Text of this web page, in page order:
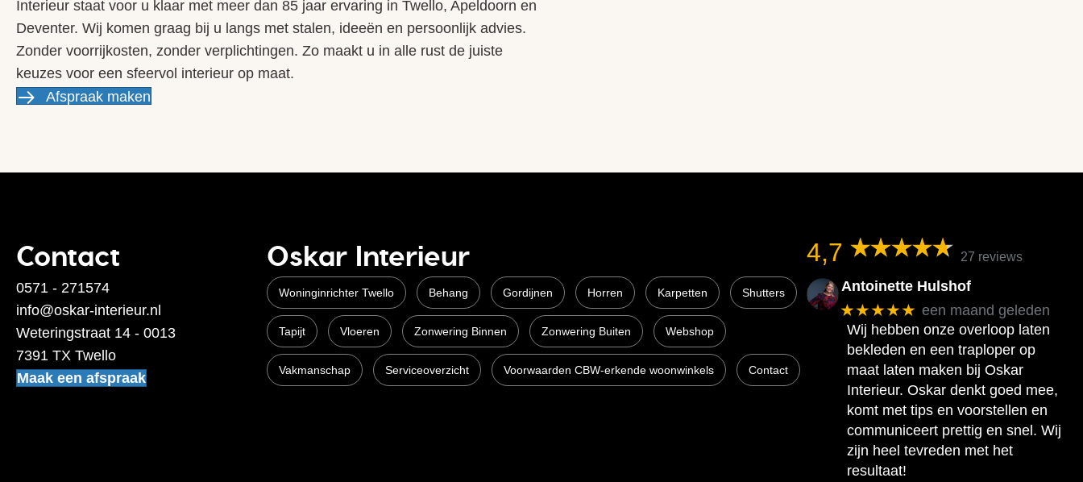
Interieur staat voor u klaar met meer dan 85 jaar ervaring in Twello, Apeldoorn en
Deventer. Wij komen graag bij u langs met stalen, ideeën en persoonlijk advies.
Zonder voorrijkosten, zonder verplichtingen. Zo maakt u in alle rust de juiste
keuzes voor een sfeervol interieur op maat.
Afspraak maken
Contact
0571 - 271574
info@oskar-interieur.nl
Weteringstraat 14 - 0013
7391 TX Twello
Maak een afspraak
Oskar Interieur
Woninginrichter Twello Behang Gordijnen Horren Karpetten Shutters
Tapijt Vloeren Zonwering Binnen Zonwering Buiten Webshop
Vakmanschap Serviceoverzicht Voorwaarden CBW-erkende woonwinkels Contact
4,7 27 reviews
Antoinette Hulshof
★★★★★ een maand geleden
Wij hebben onze overloop laten
bekleden en een traploper op
maat laten maken bij Oskar
Interieur. Oskar denkt goed mee,
komt met tips en voorstellen en
communiceert prettig en snel. Wij
zijn heel tevreden met het
resultaat!